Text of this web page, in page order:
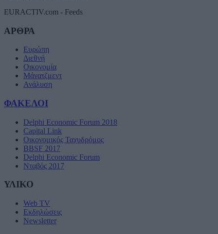
EURACTIV.com - Feeds
ΑΡΘΡΑ
Ευρώπη
Διεθνή
Οικονομία
Μάνατζμεντ
Ανάλυση
ΦΑΚΕΛΟΙ
Delphi Economic Forum 2018
Capital Link
Οικονομικός Ταχυδρόμος
BBSF 2017
Delphi Economic Forum
Νταβός 2017
ΥΛΙΚΟ
Web TV
Εκδηλώσεις
Newsletter